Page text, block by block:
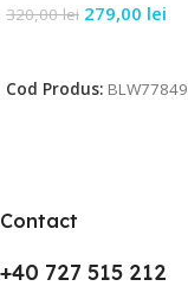
320,00lei 279,00 lei
Cod Produs: BLW77849
Contact
+40 727 515 212